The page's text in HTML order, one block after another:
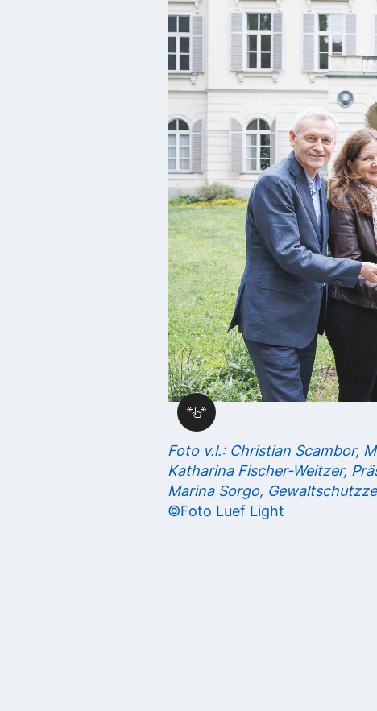
Foto v.l.: Christian Scambor,
Katharina Fischer-Weitzer,
Marina Sorgo,
©Foto Luef Light